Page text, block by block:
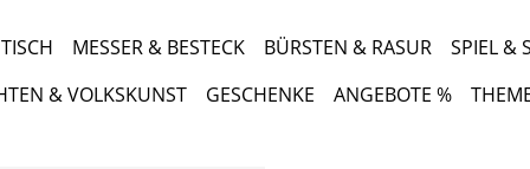
MESSER & BESTECK BÜRSTEN & RASUR
SPIEL &
& VOLKSKUNST
GESCHENKE ANGEBOTE %